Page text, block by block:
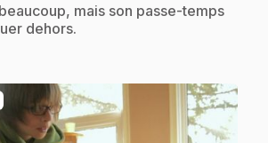
mais son passe-temps
dehors.